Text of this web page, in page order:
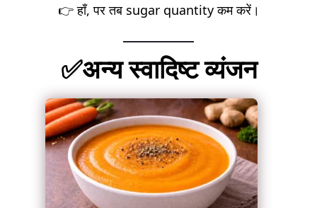
👉 हाँ, पर तब sugar quantity कम करें।
✅अन्य स्वादिष्ट व्यंजन